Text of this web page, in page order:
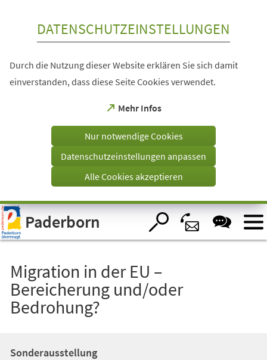
Visuelle
Assistenzsoftware
öffnen.
DATENSCHUTZEINSTELLUNGEN
Durch die Nutzung dieser Website erklären Sie sich damit
einverstanden, dass diese Seite Cookies verwendet.
Mehr Infos
(Öffnet
einem
Tab)
Nur notwendige Cookies
Datenschutzeinstellungen anpassen
Alle Cookies akzeptieren
Paderborn
Migration in der EU –
Bereicherung und/oder
Bedrohung?
Sonderausstellung